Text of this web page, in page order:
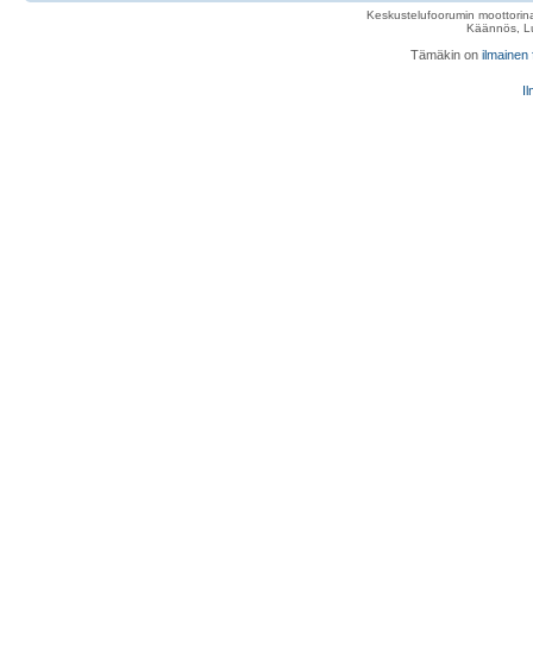
Keskustelufoorumin
Käännös,
Tämäkin on ilmainen